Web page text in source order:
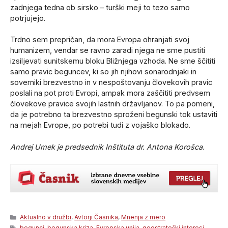
zadnjega tedna ob sirsko – turški meji to tezo samo
potrjujejo.
Trdno sem prepričan, da mora Evropa ohranjati svoj
humanizem, vendar se ravno zaradi njega ne sme pustiti
izsiljevati sunitskemu bloku Bližnjega vzhoda. Ne sme ščititi
samo pravic beguncev, ki so jih njihovi sonarodnjaki in
soverniki brezvestno in v nespoštovanju človekovih pravic
poslali na pot proti Evropi, ampak mora zaščititi predvsem
človekove pravice svojih lastnih državljanov. To pa pomeni,
da je potrebno ta brezvestno sproženi begunski tok ustaviti
na mejah Evrope, po potrebi tudi z vojaško blokado.
Andrej Umek je predsednik Inštituta dr. Antona Korošca.
Categories
Aktualno v družbi,Avtorji Časnika,Mnenja z mero
Tags